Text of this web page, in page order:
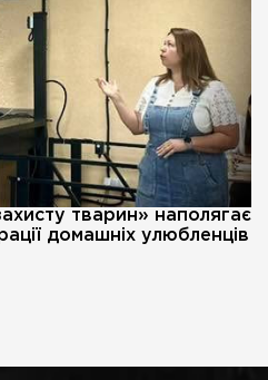
тварин» наполягає
домашніх улюбленців